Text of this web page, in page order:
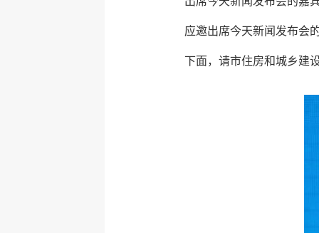
应邀出席今天新闻发布会
下面，请市住房和城乡建